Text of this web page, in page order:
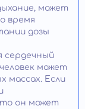
может
время
дозы
сердечный
может
массах. Если
он может